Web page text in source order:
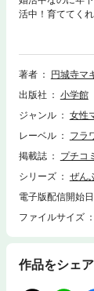
活中！育ててく
件”だけで相手
された麗。転園
ど、全然諦めて
溺愛男子から攻
ん」の番外編を
ぴまり」の北斗
著者
円城寺マ
出版社
小学館
ジャンル
女性
レーベル
フラ
掲載誌
プチコ
シリーズ
ぜん
電子版配信開始日
ファイルサイズ
作品をシェ